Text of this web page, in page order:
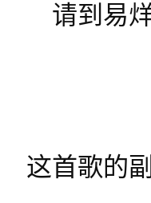
请到易
这首歌的